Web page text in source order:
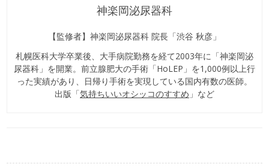
神楽岡泌尿器科
【監修者】神楽岡泌尿器科 院長「渋谷 秋彦」
札幌医科大学卒業後、大手病院勤務を経て2003年に「神楽岡泌
尿器科」を開業。前立腺肥大の手術「HoLEP」を1,000例以上行
った実績があり、日帰り手術を実現している国内有数の医師。
出版「気持ちいいオシッコのすすめ 」など